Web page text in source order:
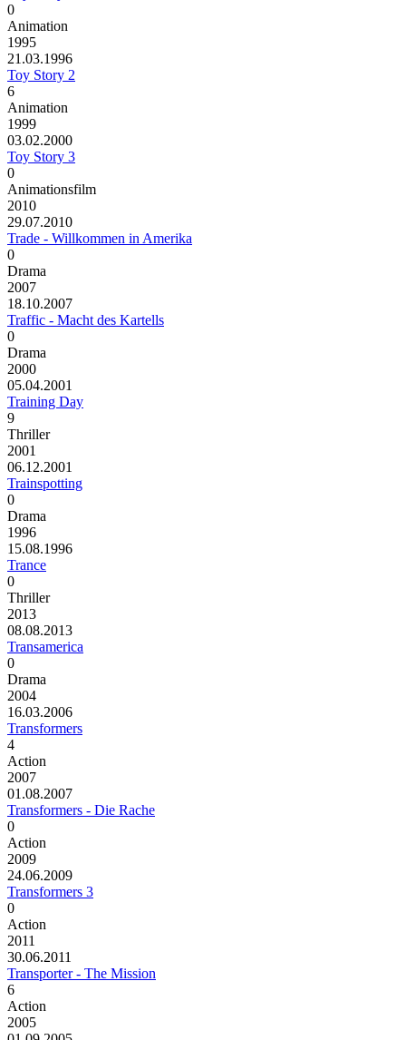
0
Animation
1995
21.03.1996
Toy Story 2
6
Animation
1999
03.02.2000
Toy Story 3
0
Animationsfilm
2010
29.07.2010
Trade - Willkommen in Amerika
0
Drama
2007
18.10.2007
Traffic - Macht des Kartells
0
Drama
2000
05.04.2001
Training Day
9
Thriller
2001
06.12.2001
Trainspotting
0
Drama
1996
15.08.1996
Trance
0
Thriller
2013
08.08.2013
Transamerica
0
Drama
2004
16.03.2006
Transformers
4
Action
2007
01.08.2007
Transformers - Die Rache
0
Action
2009
24.06.2009
Transformers 3
0
Action
2011
30.06.2011
Transporter - The Mission
6
Action
2005